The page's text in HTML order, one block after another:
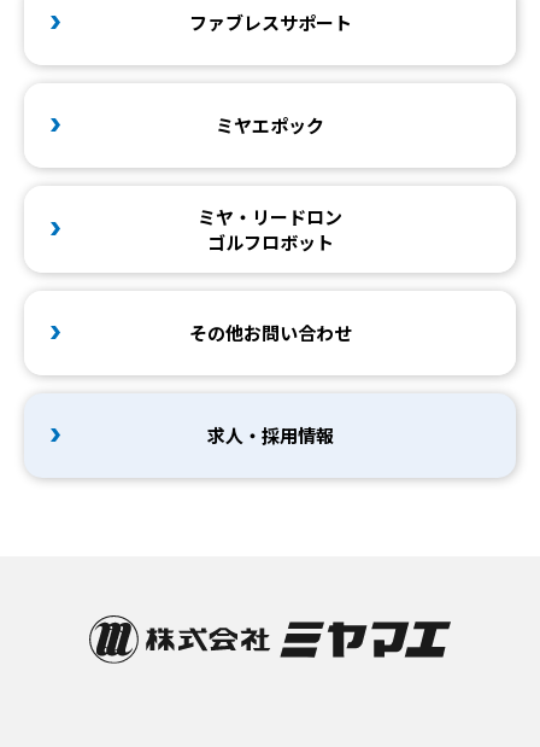
ファブレスサポート
ミヤエポック
ミヤ・リードロン
ゴルフロボット
その他お問い合わせ
求人・採用情報